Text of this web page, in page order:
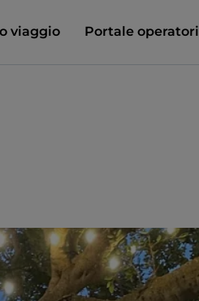
viaggio Portale operatori